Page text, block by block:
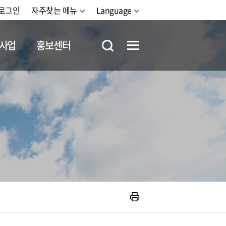
그인 자주찾는 메뉴 Language
업 홍보센터